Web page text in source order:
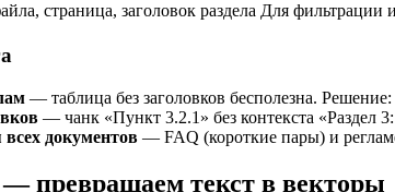
страница, заголовок раздела Для фильтрации
— таблица без заголовков бесполезна.
— чанк «Пункт 3.2.1» без контекста «Раздел
документов — FAQ (короткие пары) и
превращаем текст в векторы